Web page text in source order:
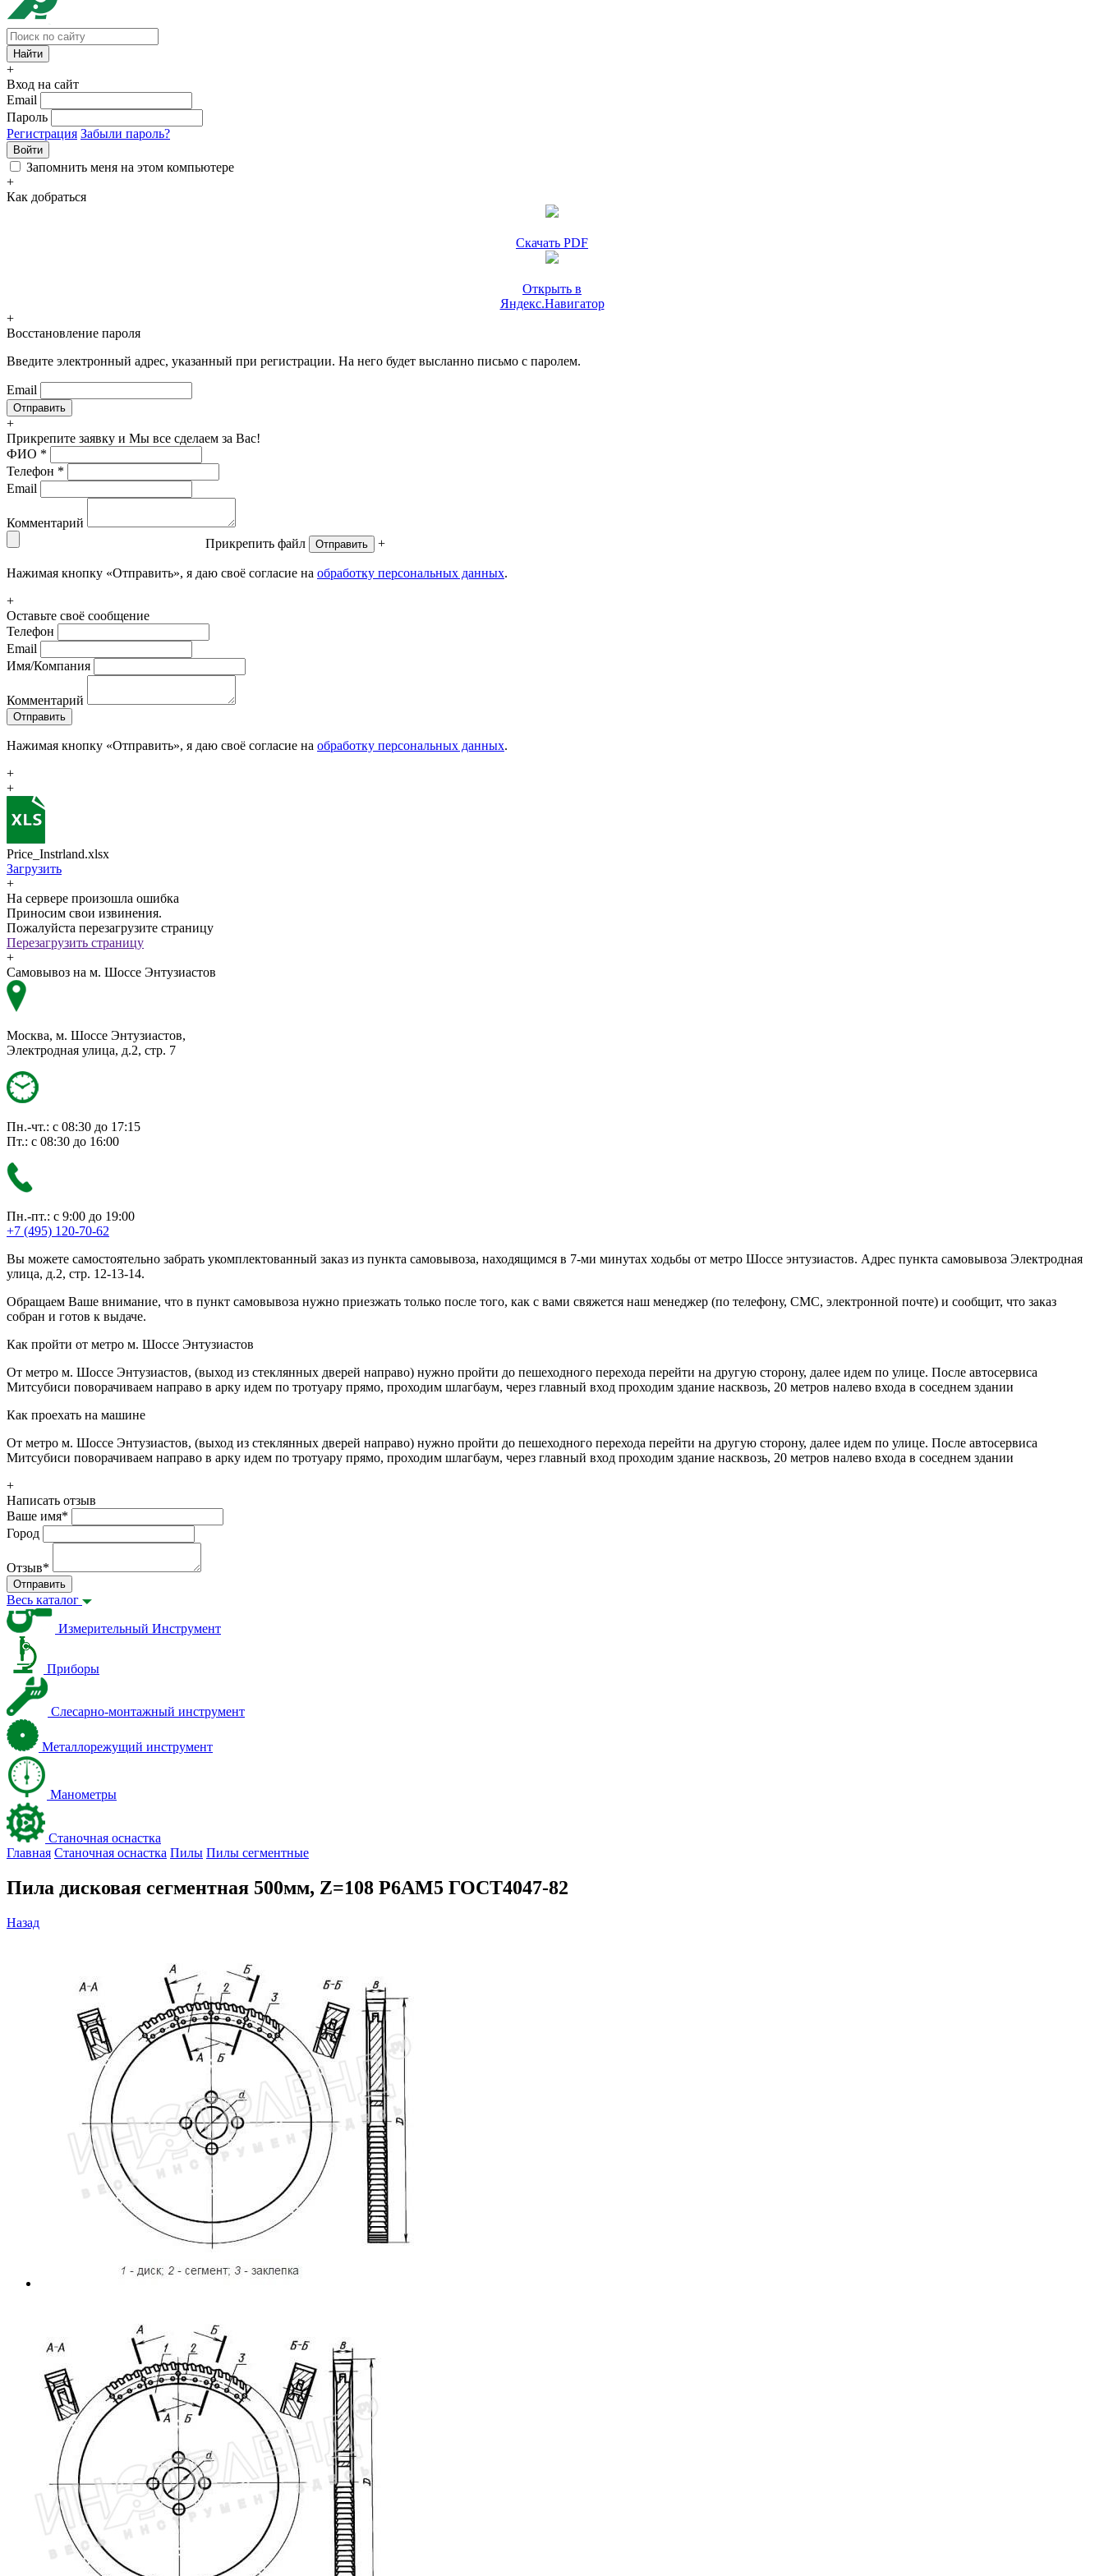
+
Вход на сайт
Email
Пароль
Регистрация Забыли пароль?
Войти
Запомнить меня на этом компьютере
+
Как добраться
Скачать PDF
Открыть в
Яндекс.Навигатор
+
Восстановление пароля
Введите электронный адрес, указанный при регистрации. На него будет высланно письмо с паролем.
Email
+
Прикрепите заявку и Мы все сделаем за Вас!
ФИО *
Телефон *
Email
Комментарий
Прикрепить файл
Отправить +
Нажимая кнопку «Отправить», я даю своё согласие на обработку персональных данных.
+
Оставьте своё сообщение
Телефон
Email
Имя/Компания
Комментарий
Отправить
Нажимая кнопку «Отправить», я даю своё согласие на обработку персональных данных.
+
+
Price_Instrland.xlsx
Загрузить
+
На сервере произошла ошибка
Приносим свои извинения.
Пожалуйста перезагрузите страницу
Перезагрузить страницу
+
Самовывоз на м. Шоссе Энтузиастов
Москва, м. Шоссе Энтузиастов,
Электродная улица, д.2, стр. 7
Пн.-чт.: с 08:30 до 17:15
Пт.: с 08:30 до 16:00
Пн.-пт.: с 9:00 до 19:00
+7 (495) 120-70-62
Вы можете самостоятельно забрать укомплектованный заказ из пункта самовывоза, находящимся в 7-ми минутах ходьбы от метро Шоссе энтузиастов. Адрес пункта самовывоза Электродная
улица, д.2, стр. 12-13-14.
Обращаем Ваше внимание, что в пункт самовывоза нужно приезжать только после того, как с вами свяжется наш менеджер (по телефону, СМС, электронной почте) и сообщит, что заказ
собран и готов к выдаче.
Как пройти от метро м. Шоссе Энтузиастов
От метро м. Шоссе Энтузиастов, (выход из стеклянных дверей направо) нужно пройти до пешеходного перехода перейти на другую сторону, далее идем по улице. После автосервиса
Митсубиси поворачиваем направо в арку идем по тротуару прямо, проходим шлагбаум, через главный вход проходим здание насквозь, 20 метров налево входа в соседнем здании
Как проехать на машине
От метро м. Шоссе Энтузиастов, (выход из стеклянных дверей направо) нужно пройти до пешеходного перехода перейти на другую сторону, далее идем по улице. После автосервиса
Митсубиси поворачиваем направо в арку идем по тротуару прямо, проходим шлагбаум, через главный вход проходим здание насквозь, 20 метров налево входа в соседнем здании
+
Написать отзыв
Ваше имя*
Город
Отзыв*
Отправить
Весь каталог
Измерительный Инструмент
Приборы
Слесарно-монтажный инструмент
Металлорежущий инструмент
Манометры
Станочная оснастка
Главная Станочная оснастка Пилы Пилы сегментные
Пила дисковая сегментная 500мм, Z=108 Р6АМ5 ГОСТ4047-82
Назад